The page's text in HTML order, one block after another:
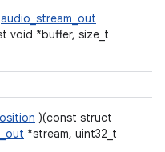
audio_stream_out
void *buffer, size_t
)(const struct
*stream, uint32_t